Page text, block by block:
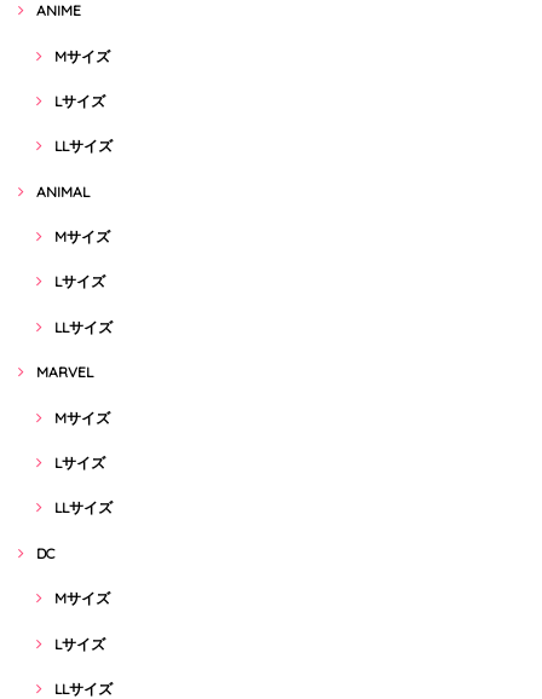
ANIME
Mサイズ
Lサイズ
LLサイズ
ANIMAL
Mサイズ
Lサイズ
LLサイズ
MARVEL
Mサイズ
Lサイズ
LLサイズ
DC
Mサイズ
Lサイズ
LLサイズ